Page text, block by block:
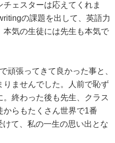
ェスターは応えてくれま
の課題を出して、英語力
気の生徒には先生も本気で
頑張ってきて良かった事と、
ませんでした。人前で恥ず
終わった後も先生、クラス
からもたくさん世界で1番
て、私の一生の思い出とな